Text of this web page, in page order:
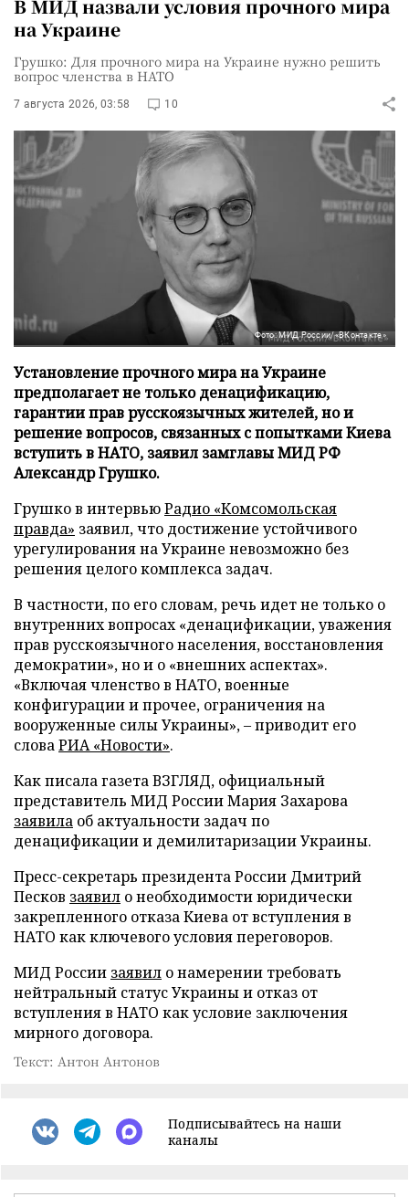
В МИД назвали условия прочного мира
на Украине
Грушко: Для прочного мира на Украине нужно решить
вопрос членства в НАТО
7 августа 2026, 03:58 10
Фото: МИД России/«ВКонтакте»
Установление прочного мира на Украине
предполагает не только денацификацию,
гарантии прав русскоязычных жителей, но и
решение вопросов, связанных с попытками Киева
вступить в НАТО, заявил замглавы МИД РФ
Александр Грушко.
Грушко в интервьюРадио «Комсомольская
правда» заявил, что достижение устойчивого
урегулирования на Украине невозможно без
решения целого комплекса задач.
В частности, по его словам, речь идет не только о
внутренних вопросах «денацификации, уважения
прав русскоязычного населения, восстановления
демократии», но и о «внешних аспектах».
«Включая членство в НАТО, военные
конфигурации и прочее, ограничения на
вооруженные силы Украины», – приводит его
словаРИА «Новости».
Как писала газета ВЗГЛЯД, официальный
представитель МИД России Мария Захарова
заявила об актуальности задач по
денацификации и демилитаризации Украины.
Пресс-секретарь президента России Дмитрий
Песков заявил о необходимости юридически
закрепленного отказа Киева от вступления в
НАТО как ключевого условия переговоров.
МИД России заявил о намерении требовать
нейтральный статус Украины и отказ от
вступления в НАТО как условие заключения
мирного договора.
Текст: Антон Антонов
Подписывайтесь на наши
каналы